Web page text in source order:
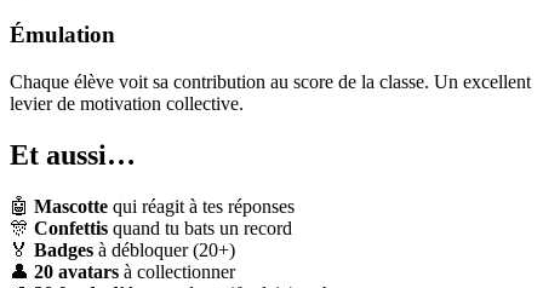
Émulation
Chaque élève voit sa contribution au score de la classe. Un excellent
levier de motivation collective.
Et aussi…
🤖 Mascotte qui réagit à tes réponses
🎊 Confettis quand tu bats un record
🏅 Badges à débloquer (20+)
👤 20 avatars à collectionner